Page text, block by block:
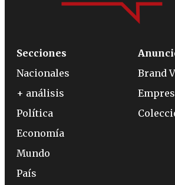
Secciones
Nacionales
+ análisis
Política
Economía
Mundo
País
Brand